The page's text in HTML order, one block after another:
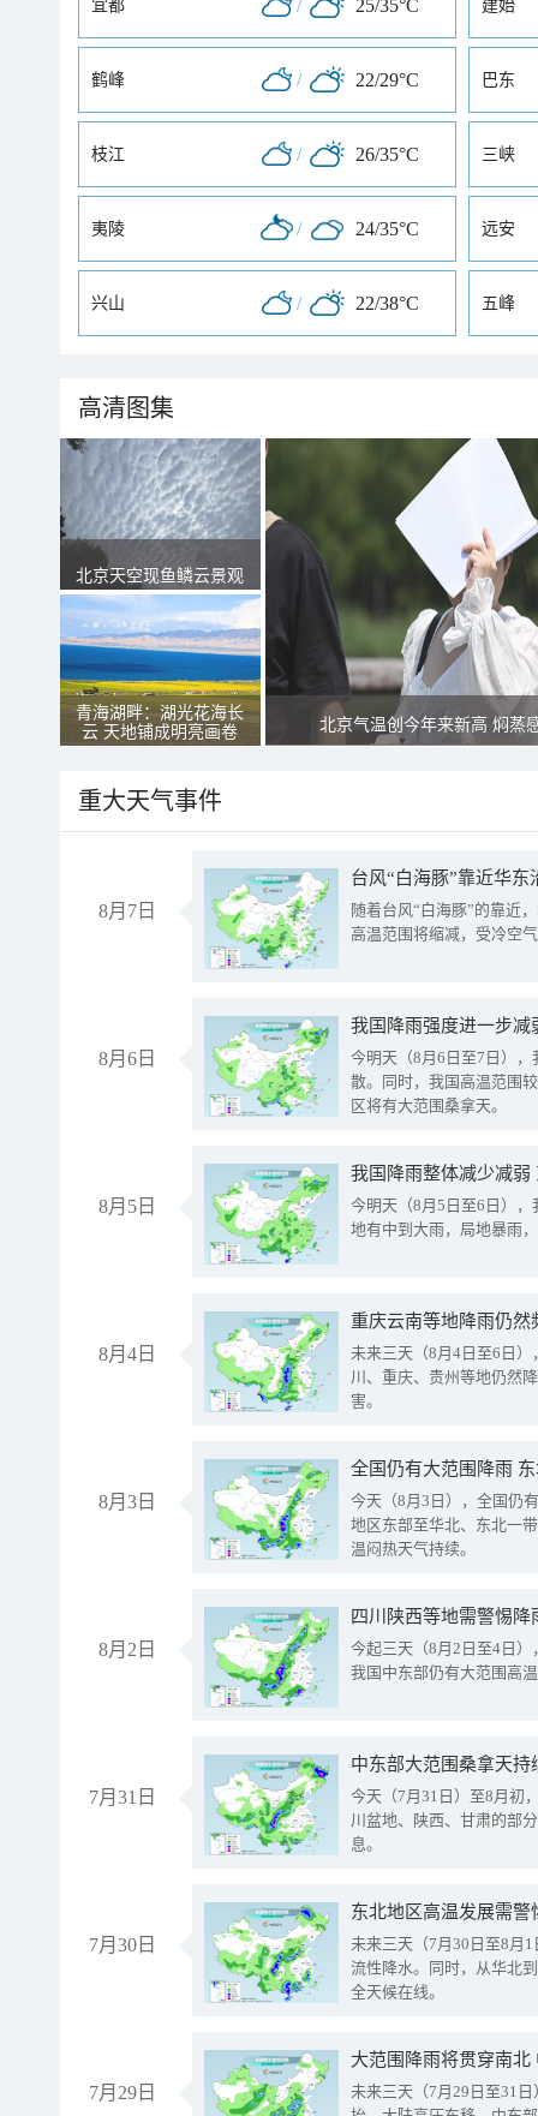
宜都 / 25/35°C 建始
鹤峰 / 22/29°C 巴东
枝江 / 26/35°C 三峡
夷陵 / 24/35°C 远安
兴山 / 22/38°C 五峰
高清图集
北京天空现鱼鳞云景观
青海湖畔：湖光花海长
云 天地铺成明亮画卷
北京气温创今年来新高 焖蒸
重大天气事件
8月7日
台风“白海豚”靠近华
随着台风“白海豚”的靠近
高温范围将缩减，受冷空
8月6日
今明天（8月6日至7日）
散。同时，我国高温范围
区将有大范围桑拿天。
8月5日
我国降雨整体减少减弱
今明天（8月5日至6日）
地有中到大雨，局地暴雨
8月4日
重庆云南等地降雨仍然
未来三天（8月4日至6日
川、重庆、贵州等地仍然
害。
8月3日
全国仍有大范围降雨
今天（8月3日），全国仍
地区东部至华北、东北一
温闷热天气持续。
8月2日
今起三天（8月2日至4日
我国中东部仍有大范围高
7月31日
中东部大范围桑拿天
今天（7月31日）至8月初
川盆地、陕西、甘肃的部
息。
7月30日
东北地区高温发展需
未来三天（7月30日至8月
流性降水。同时，从华北
全天候在线。
7月29日
大范围降雨将贯穿南
未来三天（7月29日至31